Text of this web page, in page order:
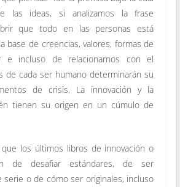
las ideas, si analizamos la frase
que todo en las personas está
base de creencias, valores, formas de
e incluso de relacionarnos con el
de cada ser humano determinarán su
de crisis. La innovación y la
tienen su origen en un cúmulo de
que los últimos libros de innovación o
de desafiar estándares, de ser
serie o de cómo ser originales, incluso